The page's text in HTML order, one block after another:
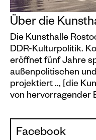
Über die
Die Kunsthalle
DDR-Kulturpolitik.
eröffnet fünf Jahre
außenpolitischen
projektiert .., [die
von hervorragender
Facebook